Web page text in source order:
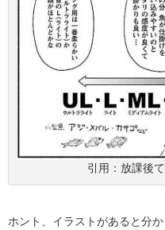
引用：放課後
ホント、イラストがあると分か